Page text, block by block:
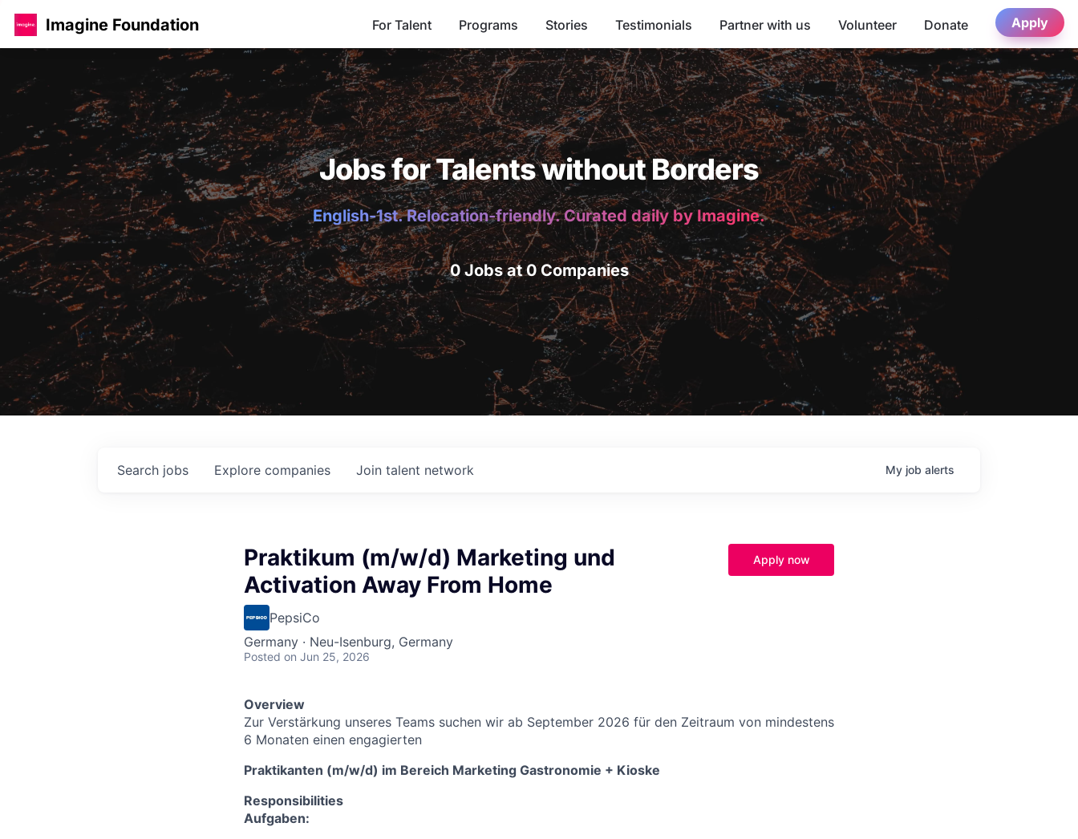
Imagine Foundation For Talent Programs Stories Testimonials Partner with us Volunteer Donate Apply
Jobs for Talents without Borders
English-1st. Relocation-friendly. Curated daily by Imagine.
0 Jobs at 0 Companies
Search jobs Explore companies Join talent network My job alerts
Praktikum (m/w/d) Marketing und
Activation Away From Home
PepsiCo
Germany · Neu-Isenburg, Germany
Posted on Jun 25, 2026
Apply now
Overview
Zur Verstärkung unseres Teams suchen wir ab September 2026 für den Zeitraum von mindestens
6 Monaten einen engagierten
Praktikanten (m/w/d) im Bereich Marketing Gastronomie + Kioske
Responsibilities
Aufgaben: